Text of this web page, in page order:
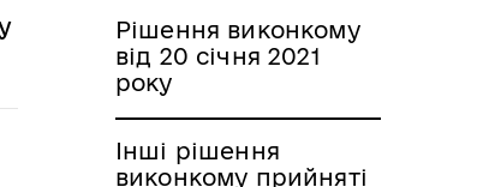
Рішення виконкому
від 20 січня 2021
року
Інші рішення
виконкому прийняті